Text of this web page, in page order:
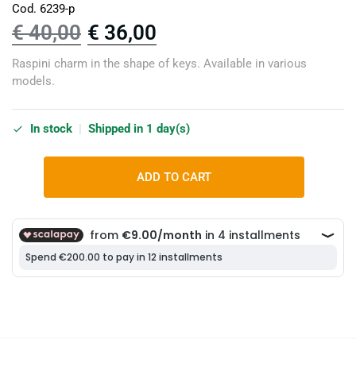
Cod. 6239-p
€40,00 € 36,00
Raspini charm in the shape of keys. Available in various
models.
In stock Shipped in 1 day(s)
ADD TO CART